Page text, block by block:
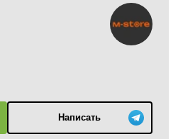
Написать